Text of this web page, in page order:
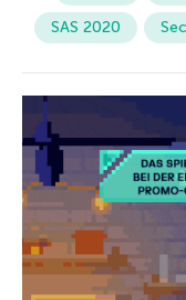
SAS 2020